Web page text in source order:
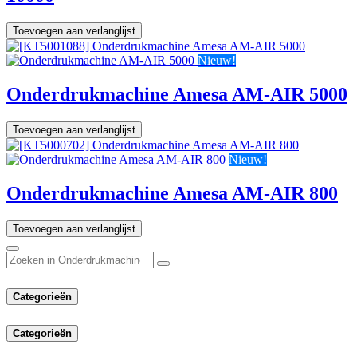
Toevoegen aan verlanglijst
Nieuw!
Onderdrukmachine Amesa AM-AIR 5000
Toevoegen aan verlanglijst
Nieuw!
Onderdrukmachine Amesa AM-AIR 800
Toevoegen aan verlanglijst
Categorieën
Categorieën